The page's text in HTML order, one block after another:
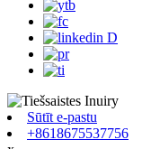
Sūtīt e-pastu
+8618675537756